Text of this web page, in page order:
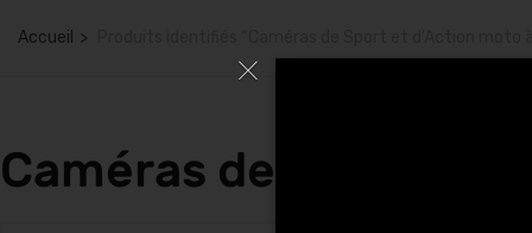
Accueil
Caméras de Sport et